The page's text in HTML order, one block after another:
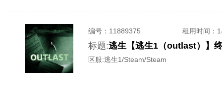
编号： 11889375 租用时间 ：
标题:逃生【逃生1（outlast）】
区服:逃生1/Steam/Steam